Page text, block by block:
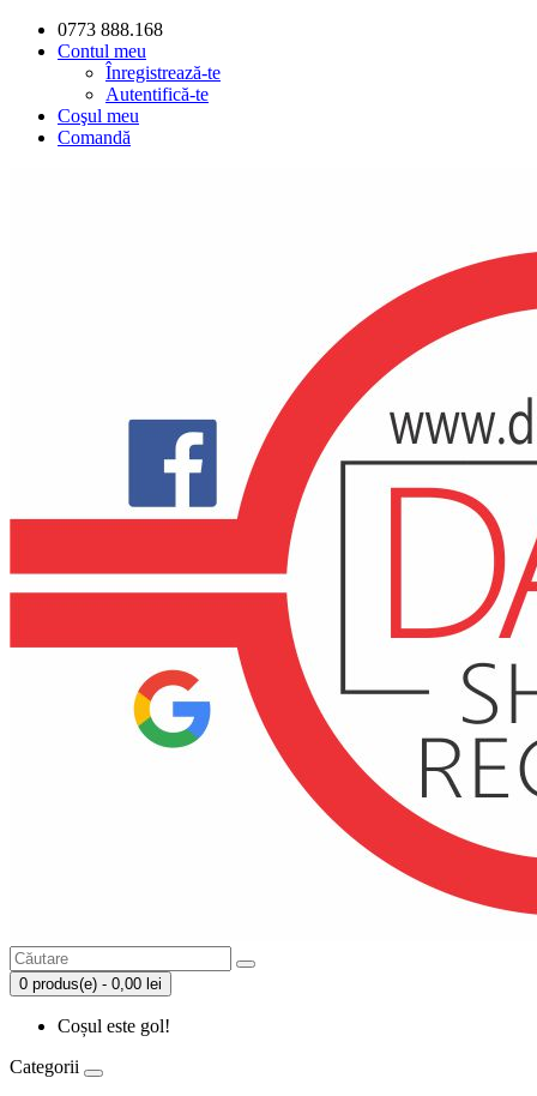
0773 888.168
Contul meu
Înregistrează-te
Autentifică-te
Coşul meu
Comandă
0 produs(e) - 0,00 lei
Coșul este gol!
Categorii